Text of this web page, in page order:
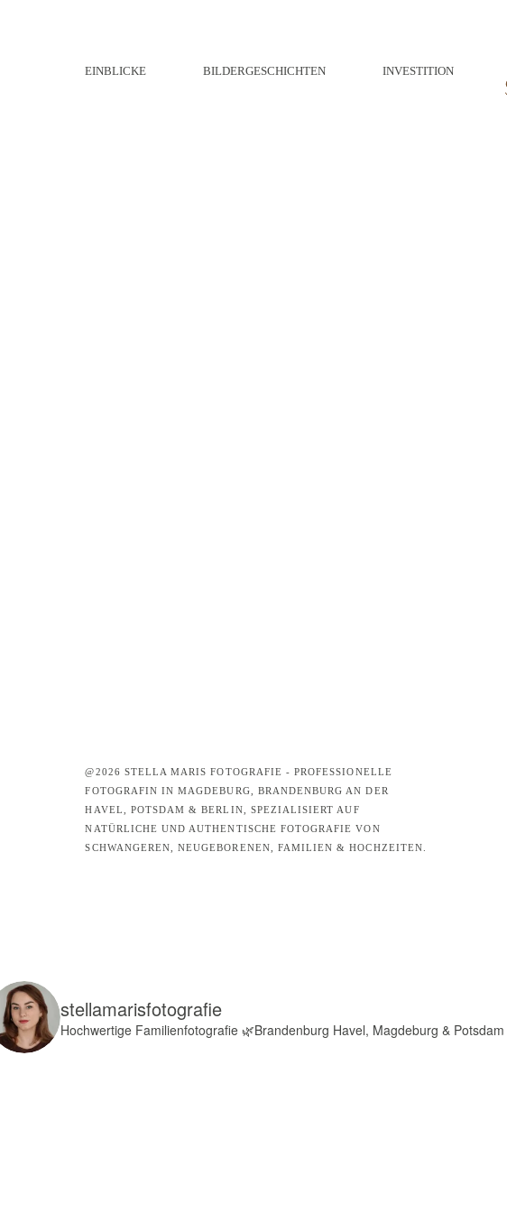
EINBLICKE BILDERGESCHICHTEN INVESTITION
@2026 STELLA MARIS FOTOGRAFIE - PROFESSIONELLE
FOTOGRAFIN IN MAGDEBURG, BRANDENBURG AN DER
HAVEL, POTSDAM & BERLIN, SPEZIALISIERT AUF
NATÜRLICHE UND AUTHENTISCHE FOTOGRAFIE VON
SCHWANGEREN, NEUGEBORENEN, FAMILIEN & HOCHZEITEN.
stellamarisfotografie
Hochwertige Familienfotografie🌿Brandenburg Havel, Magdeburg & Potsdam